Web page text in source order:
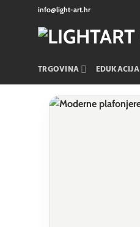
info@light-art.hr
TRGOVINA EDUKACIJA